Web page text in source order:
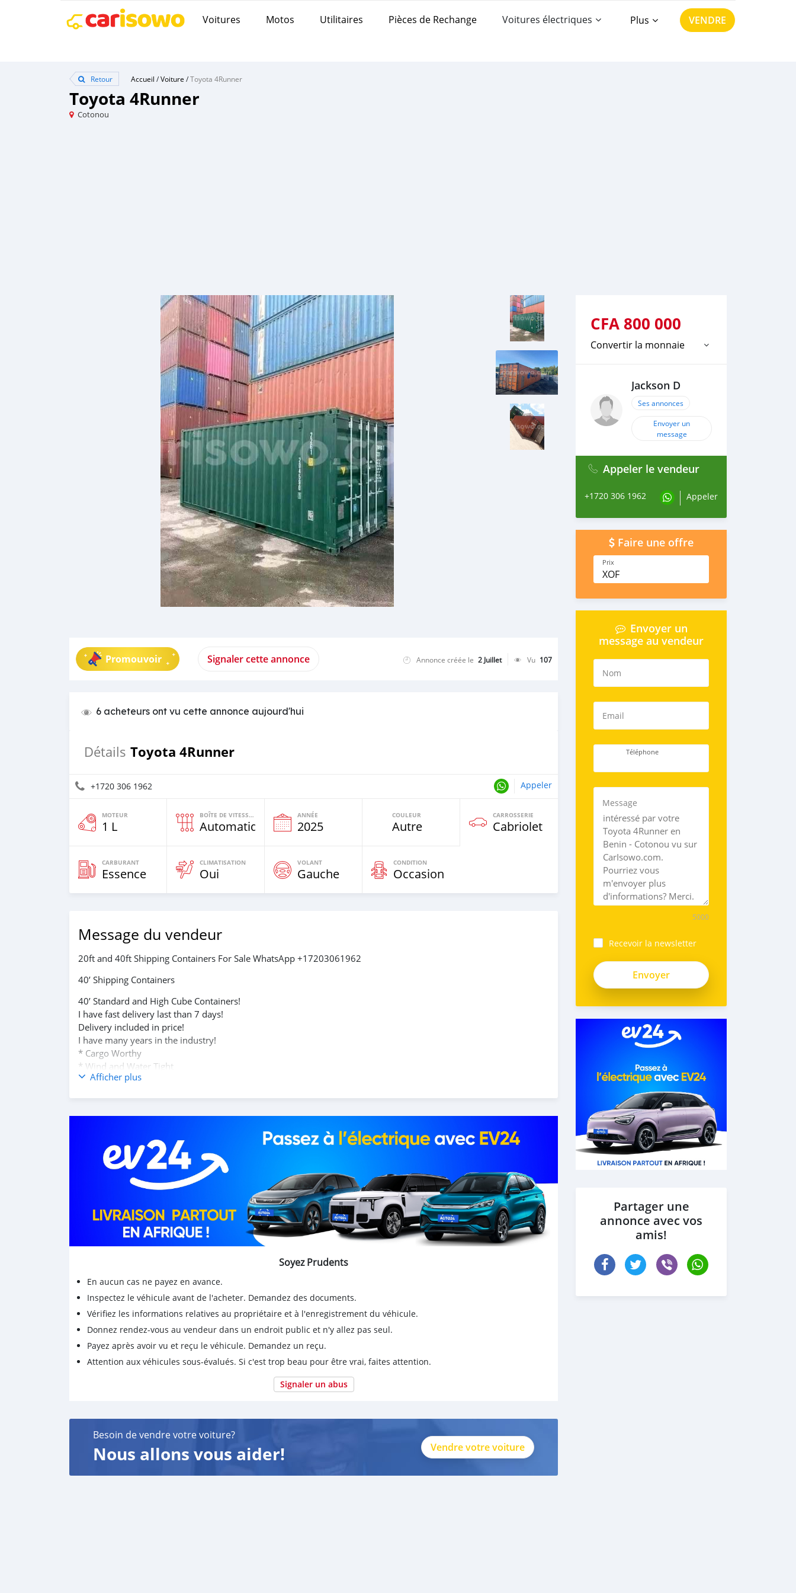
Voitures Motos Utilitaires Pièces de Rechange Voitures électriques Plus VENDRE
Retour Accueil /Voiture /Toyota 4Runner
Toyota 4Runner
Cotonou
Promouvoir Signaler cette annonce Annonce créée le 2 Juillet Vu 107
6 acheteurs ont vu cette annonce aujourd'hui
Détails Toyota 4Runner
+1720 306 1962 Appeler
MOTEUR
1 L
BOÎTE DE VITESSES
Automatique
ANNÉE
2025
COULEUR
Autre
CARROSSERIE
Cabriolet
CARBURANT
Essence
CLIMATISATION
Oui
VOLANT
Gauche
CONDITION
Occasion
Message du vendeur
20ft and 40ft Shipping Containers For Sale WhatsApp +17203061962
40’ Shipping Containers
40’ Standard and High Cube Containers!
I have fast delivery last than 7 days!
Delivery included in price!
I have many years in the industry!
* Cargo Worthy
* Wind and Water Tight
* No Leaks or Holes
* Solid Functional Floors
20’ Standard
40’ Standard
40’ High Cube
Price will vary depending on size and location.
I am committed to providing quality containers and services! Call me today, I would love to earn your business!
contact me on WhatsApp +17203061962‬
Email : jimmyscotts857@gmail.com
Afficher plus
Soyez Prudents
En aucun cas ne payez en avance.
Inspectez le véhicule avant de l'acheter. Demandez des documents.
Vérifiez les informations relatives au propriétaire et à l'enregistrement du véhicule.
Donnez rendez-vous au vendeur dans un endroit public et n'y allez pas seul.
Payez après avoir vu et reçu le véhicule. Demandez un reçu.
Attention aux véhicules sous-évalués. Si c'est trop beau pour être vrai, faites attention.
Signaler un abus
Besoin de vendre votre voiture?
Nous allons vous aider! Vendre votre voiture
CFA 800 000
Convertir la monnaie
Jackson D
Ses annonces
Envoyer un
message
Appeler le vendeur
+1720 306 1962 Appeler
Faire une offre
Prix
XOF
Envoyer un
message au vendeur
Nom
Email
Téléphone
Message
5000
Recevoir la newsletter
Partager une
annonce avec vos
amis!